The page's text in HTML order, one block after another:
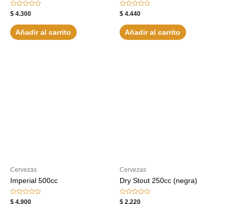
Valorado
con
de
5
$ 4.300
Añadir al carrito
Valorado
con
de
5
$ 4.440
Añadir al carrito
Cervezas
Imperial 500cc
Valorado
$ 4.900
Cervezas
Dry Stout 250cc (negra)
Valorado
$ 2.220